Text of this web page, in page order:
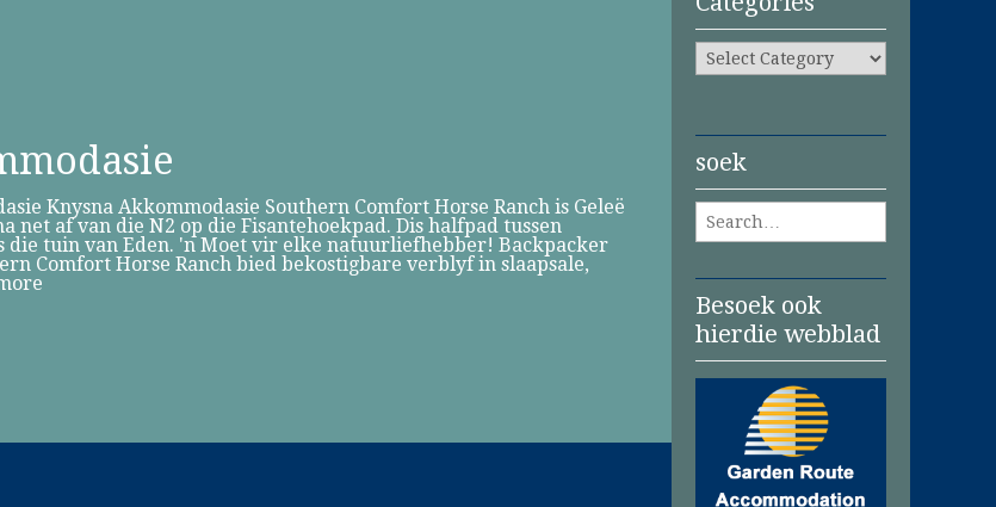
Knysna Akkommodasie Southern Comfort Horse Ranch is Geleë
net af van die N2 op die Fisantehoekpad. Dis halfpad tussen
die tuin van Eden. 'n Moet vir elke natuurliefhebber! Backpacker
Comfort Horse Ranch bied bekostigbare verblyf in slaapsale,
Categories
soek
Besoek ook
hierdie webblad